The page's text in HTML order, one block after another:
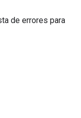
de errores para